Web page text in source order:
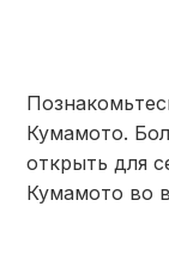
Кумамото.
открыть для
Кумамото во